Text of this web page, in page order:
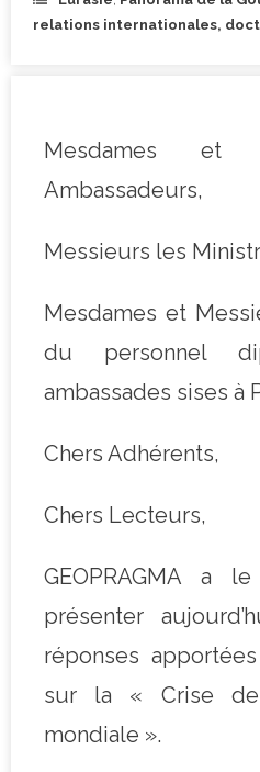
relations internationales,
Mesdames et
Ambassadeurs,
Messieurs les
Mesdames et
du personnel
ambassades sises à
Chers Adhérents,
Chers Lecteurs,
GEOPRAGMA a
présenter
réponses
sur la « Crise de
mondiale ».